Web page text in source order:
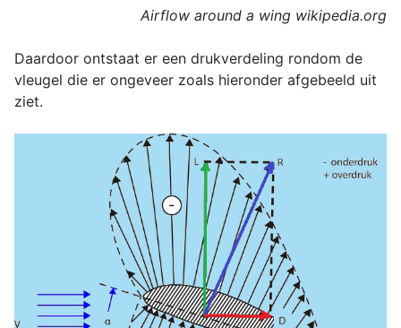
Airflow around a wing wikipedia.org
Daardoor ontstaat er een drukverdeling rondom de
vleugel die er ongeveer zoals hieronder afgebeeld uit
ziet.